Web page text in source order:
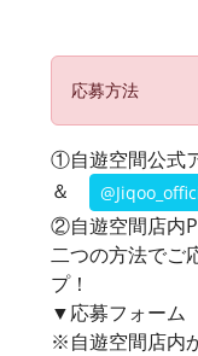
応募方法
①自遊空間公式
＆
②自遊空間店内
二つの方法でご
プ！
▼応募フォーム
※自遊空間店内